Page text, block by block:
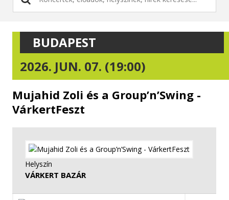
BUDAPEST
2026. JUN. 07. (19:00)
Mujahid Zoli és a Group’n’Swing -
VárkertFeszt
Helyszín
VÁRKERT BAZÁR